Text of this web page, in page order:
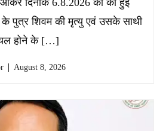
आकर दिनांक 6.8.2026 को को हुई
पुत्र शिवम की मृत्यु एवं उसके साथी
होने के […]
August 8, 2026